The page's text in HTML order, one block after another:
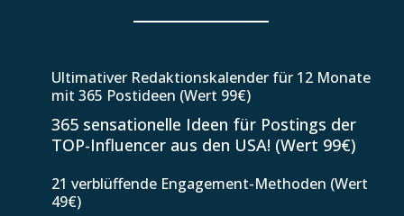
Ultimativer Redaktionskalender für 12 Monate
mit 365 Postideen (Wert 99€)
365 sensationelle Ideen für Postings der
TOP-Influencer aus den USA! (Wert 99€)
21 verblüffende Engagement-Methoden (Wert
49€)